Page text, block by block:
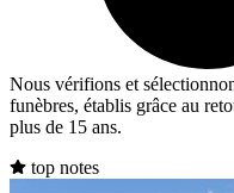
Nous vérifions et
funèbres, établis grâce au
plus de 15 ans.
top notes